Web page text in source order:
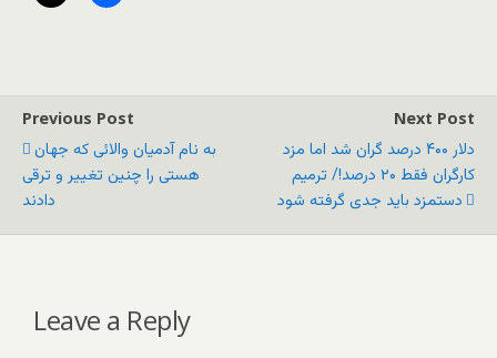
Previous Post
به نام آدمیان والائی که جهان
هستی را چنین تغییر و ترقی
دادند
Next Post
دلار ۴۰۰ درصد گران شد اما مزد
کارگران فقط ۲۰ درصد!/ ترمیم
دستمزد باید جدی گرفته شود
Leave a Reply